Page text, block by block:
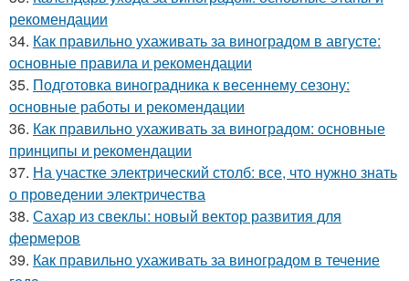
рекомендации
34. Как правильно ухаживать за виноградом в августе:
основные правила и рекомендации
35. Подготовка виноградника к весеннему сезону:
основные работы и рекомендации
36. Как правильно ухаживать за виноградом: основные
принципы и рекомендации
37. На участке электрический столб: все, что нужно знать
о проведении электричества
38. Сахар из свеклы: новый вектор развития для
фермеров
39. Как правильно ухаживать за виноградом в течение